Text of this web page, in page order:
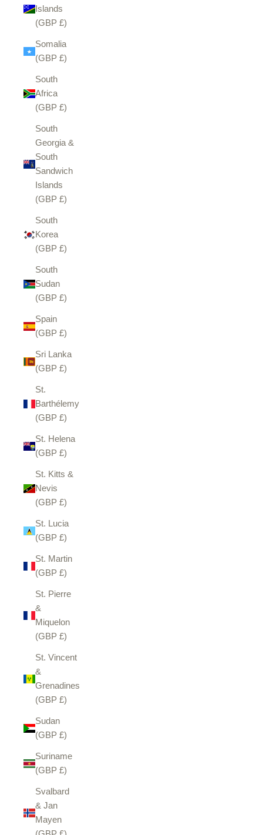
Islands
(GBP £)
Somalia
(GBP £)
South
Africa
(GBP £)
South
Georgia &
South
Sandwich
Islands
(GBP £)
South
Korea
(GBP £)
South
Sudan
(GBP £)
Spain
(GBP £)
Sri Lanka
(GBP £)
St.
Barthélemy
(GBP £)
St. Helena
(GBP £)
St. Kitts &
Nevis
(GBP £)
St. Lucia
(GBP £)
St. Martin
(GBP £)
St. Pierre
&
Miquelon
(GBP £)
St. Vincent
&
Grenadines
(GBP £)
Sudan
(GBP £)
Suriname
(GBP £)
Svalbard
& Jan
Mayen